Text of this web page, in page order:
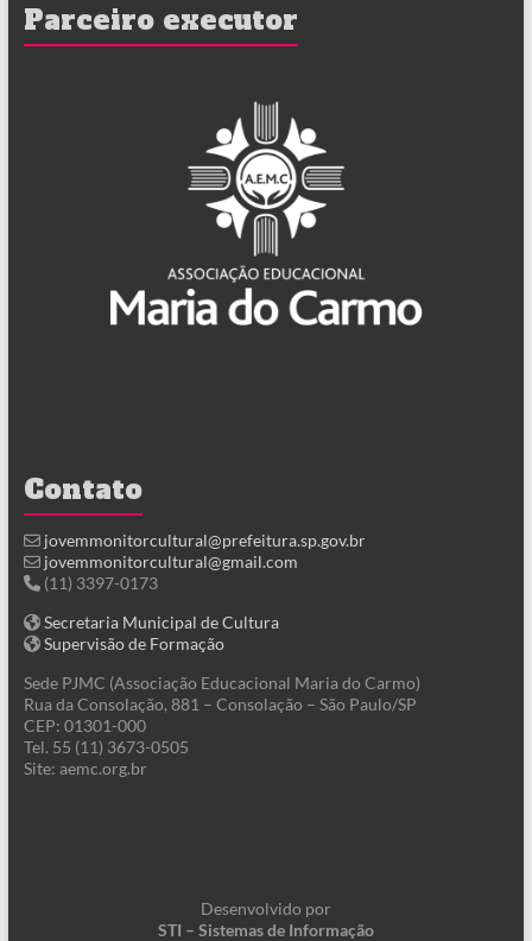
Parceiro executor
Contato
jovemmonitorcultural@prefeitura.sp.gov.br
jovemmonitorcultural@gmail.com
(11) 3397-0173
Secretaria Municipal de Cultura
Supervisão de Formação
Sede PJMC (Associação Educacional Maria do Carmo)
Rua da Consolação, 881 – Consolação – São Paulo/SP
CEP: 01301-000
Tel. 55 (11) 3673-0505
Site: aemc.org.br
Desenvolvido por
STI – Sistemas de Informação